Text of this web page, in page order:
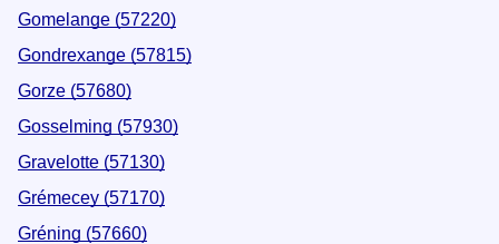
Gomelange (57220)
Gondrexange (57815)
Gorze (57680)
Gosselming (57930)
Gravelotte (57130)
Grémecey (57170)
Gréning (57660)